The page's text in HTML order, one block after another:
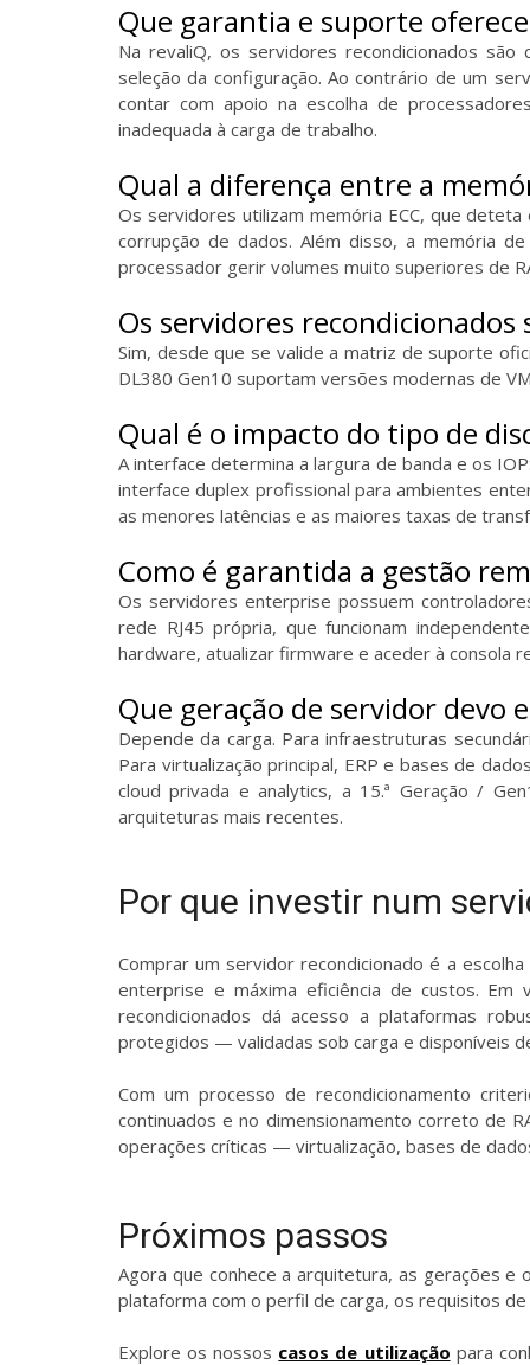
Que garantia e suporte
Na revaliQ, os servidores recondicionados são
seleção da configuração. Ao contrário de um
contar com apoio na escolha de
inadequada à carga de trabalho.
Qual a diferença entre a
Os servidores utilizam memória ECC, que
corrupção de dados. Além disso, a memória
processador gerir volumes muito superiores de
Os servidores
Sim, desde que se valide a matriz de suporte
DL380 Gen10 suportam versões modernas de
Qual é o impacto do tipo de
A interface determina a largura de banda e os
interface duplex profissional para ambientes
as menores latências e as maiores taxas de
Como é garantida a gestão
Os servidores enterprise possuem
rede RJ45 própria, que funcionam
hardware, atualizar firmware e aceder à consola
Que geração de servidor devo
Depende da carga. Para infraestruturas
Para virtualização principal, ERP e bases de
cloud privada e analytics, a 15.ª Geração /
arquiteturas mais recentes.
Por que investir num
Comprar um servidor recondicionado é a
enterprise e máxima eficiência de custos.
recondicionados dá acesso a plataformas
protegidos — validadas sob carga e disponíveis
Com um processo de recondicionamento
continuados e no dimensionamento correto de
operações críticas — virtualização, bases de
Próximos passos
Agora que conhece a arquitetura, as gerações
plataforma com o perfil de carga, os requisitos
Explore os nossos casos de utilização para